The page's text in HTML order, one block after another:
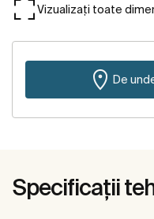
Vizualizați toate
De
Specificații